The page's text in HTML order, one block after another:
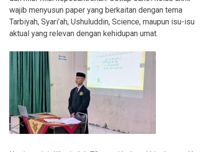
wajib menyusun paper yang berkaitan dengan tema
Tarbiyah, Syari’ah, Ushuluddin, Science, maupun isu-isu
aktual yang relevan dengan kehidupan umat.